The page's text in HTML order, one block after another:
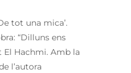
tot una mica’.
“Dilluns ens
El Hachmi. Amb la
l’autora